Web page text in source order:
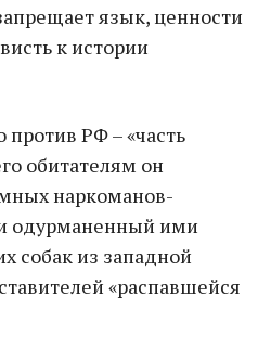
язык, ценности
к истории
РФ – «часть
обитателям он
наркоманов-
одурманенный ими
собак из западной
«распавшейся